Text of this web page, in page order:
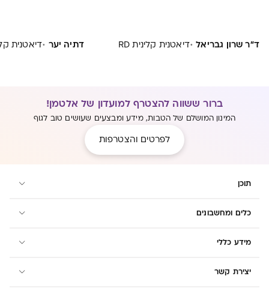
ד"ר שרון גבריאל ·דיאטנית קלינית RD דתיה יער ·דיאטנית
ברור ששווה להצטרף למועדון של אלטמן!
המינון המושלם של הטבות, מידע ומבצעים שעושים טוב לגוף
לפרטים והצטרפות
תוכן
כלים ומחשבונים
מידע כללי
יצירת קשר